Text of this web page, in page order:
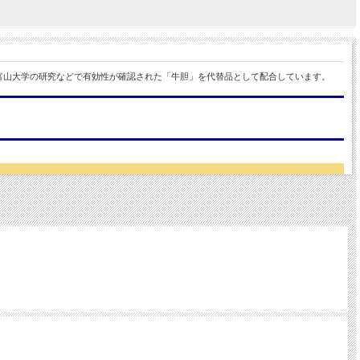
学の研究などで有効性が確認された「牛胆」を代替品として配合しています。
りのお薬です。